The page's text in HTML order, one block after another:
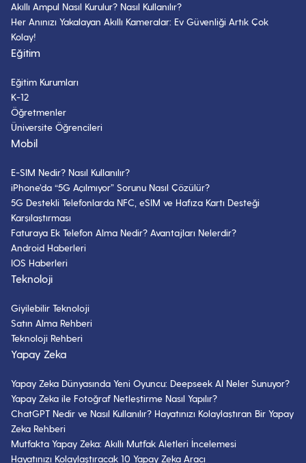
Akıllı Ampul Nasıl Kurulur? Nasıl Kullanılır?
Her Anınızı Yakalayan Akıllı Kameralar: Ev Güvenliği Artık Çok
Kolay!
Eğitim
Eğitim Kurumları
K-12
Öğretmenler
Üniversite Öğrencileri
Mobil
E-SIM Nedir? Nasıl Kullanılır?
iPhone’da “5G Açılmıyor” Sorunu Nasıl Çözülür?
5G Destekli Telefonlarda NFC, eSIM ve Hafıza Kartı Desteği
Karşılaştırması
Faturaya Ek Telefon Alma Nedir? Avantajları Nelerdir?
Android Haberleri
IOS Haberleri
Teknoloji
Giyilebilir Teknoloji
Satın Alma Rehberi
Teknoloji Rehberi
Yapay Zeka
Yapay Zeka Dünyasında Yeni Oyuncu: Deepseek AI Neler Sunuyor?
Yapay Zeka ile Fotoğraf Netleştirme Nasıl Yapılır?
ChatGPT Nedir ve Nasıl Kullanılır? Hayatınızı Kolaylaştıran Bir Yapay
Zeka Rehberi
Mutfakta Yapay Zeka: Akıllı Mutfak Aletleri İncelemesi
Hayatınızı Kolaylaştıracak 10 Yapay Zeka Aracı